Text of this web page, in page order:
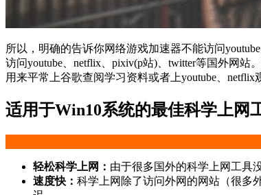
所以，明确的告诉你网络游戏加速器不能访问
访问youtube、netflix、pixiv(p站)、twitter等国外网
用来平常上谷歌查阅学习资料或者上youtube、netflix
适用于Win10系统的最佳科学上网
轻松科学上网： 由于很多国外的科学上网工具
速度快： 科学上网除了访问外网的网站（很多